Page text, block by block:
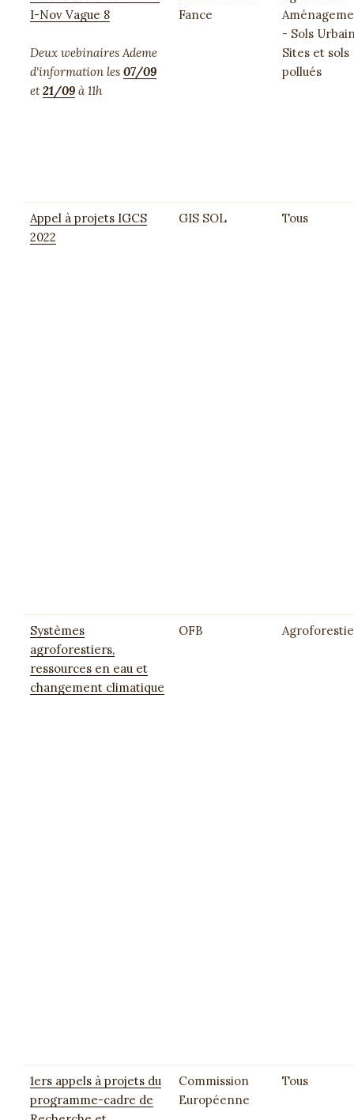
I-Nov Vague 8
Deux webinaires Ademe
d'information les 07/09
et21/09 à 11h
Fance
- Sols
Sites et sols
pollués
Appel à projets IGCS
2022
GIS SOL Tous
Systèmes
agroforestiers,
ressources en eau et
changement climatique
OFB
1ers appels à projets du
programme-cadre de
Commission
Européenne
Tous